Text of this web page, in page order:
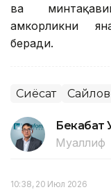
ва
ҳамкорликни
беради.
Сиёсат
Бекабат
Муаллиф
10:38, 20 Июл 2026